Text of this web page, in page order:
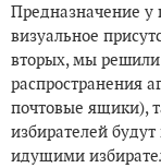
Предназначение у
визуальное
вторых, мы решили
распространения
почтовые ящики),
избирателей
идущими